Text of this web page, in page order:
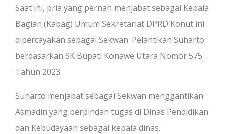
Saat ini, pria yang pernah menjabat sebagai Kepala
Bagian (Kabag) Umum Sekretariat DPRD Konut ini
dipercayakan sebagai Sekwan. Pelantikan Suharto
berdasarkan SK Bupati Konawe Utara Nomor 575
Tahun 2023.
Suharto menjabat sebagai Sekwan menggantikan
Asmadin yang berpindah tugas di Dinas Pendidikan
dan Kebudayaan sebagai kepala dinas.